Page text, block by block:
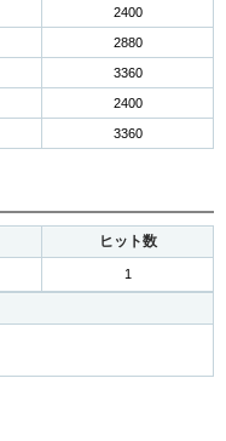
2400
2880
3360
2400
3360
ヒット数
1